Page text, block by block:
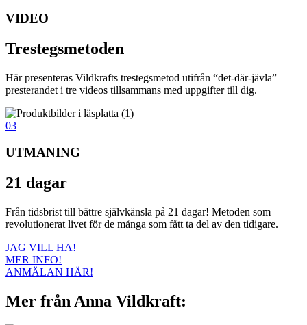
VIDEO
Trestegsmetoden
Här presenteras Vildkrafts trestegsmetod utifrån “det-där-jävla”
presterandet i tre videos tillsammans med uppgifter till dig.
03
UTMANING
21 dagar
Från tidsbrist till bättre självkänsla på 21 dagar! Metoden som
revolutionerat livet för de många som fått ta del av den tidigare.
JAG VILL HA!
MER INFO!
ANMÄLAN HÄR!
Mer från Anna Vildkraft: